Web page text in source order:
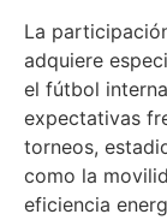
La
adquiere
el fútbol
expectativas
torneos,
como la
eficiencia